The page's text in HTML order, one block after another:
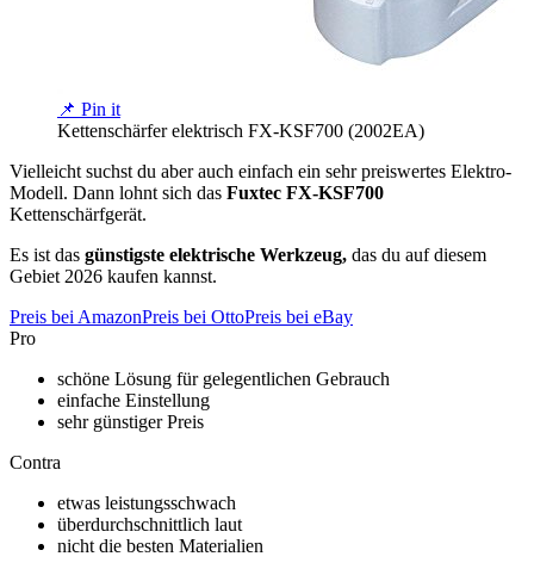
📌 Pin it
Kettenschärfer elektrisch FX-KSF700 (2002EA)
Vielleicht suchst du aber auch einfach ein sehr preiswertes Elektro-
Modell. Dann lohnt sich das Fuxtec FX-KSF700
Kettenschärfgerät.
Es ist das günstigste elektrische Werkzeug, das du auf diesem
Gebiet 2026 kaufen kannst.
Preis bei AmazonPreis bei OttoPreis bei eBay
Pro
schöne Lösung für gelegentlichen Gebrauch
einfache Einstellung
sehr günstiger Preis
Contra
etwas leistungsschwach
überdurchschnittlich laut
nicht die besten Materialien